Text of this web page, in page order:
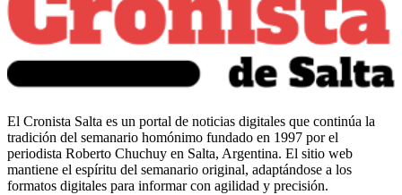
El Cronista Salta es un portal de noticias digitales que continúa la
tradición del semanario homónimo fundado en 1997 por el
periodista Roberto Chuchuy en Salta, Argentina. El sitio web
mantiene el espíritu del semanario original, adaptándose a los
formatos digitales para informar con agilidad y precisión.